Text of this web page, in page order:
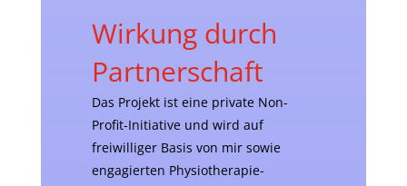
Wirkung durch
Partnerschaft
Das Projekt ist eine private Non-
Profit-Initiative und wird auf
freiwilliger Basis von mir sowie
engagierten Physiotherapie-